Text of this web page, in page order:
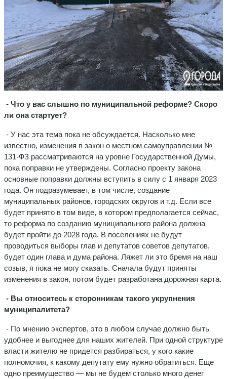
- Что у вас слышно по муниципальной реформе? Скоро
ли она стартует?
- У нас эта тема пока не обсуждается. Насколько мне
известно, изменения в закон о местном самоуправлении №
131-ФЗ рассматриваются на уровне Государственной Думы,
пока поправки не утверждены. Согласно проекту закона
основные поправки должны вступить в силу с 1 января 2023
года. Он подразумевает, в том числе, создание
муниципальных районов, городских округов и т.д. Если все
будет принято в том виде, в котором предполагается сейчас,
то реформа по созданию муниципального района должна
будет пройти до 2028 года. В поселениях не будут
проводиться выборы глав и депутатов советов депутатов,
будет один глава и дума района. Ляжет ли это бремя на наш
созыв, я пока не могу сказать. Сначала будут приняты
изменения в закон, потом будет разработана дорожная карта.
- Вы относитесь к сторонникам такого укрупнения
муниципалитета?
- По мнению экспертов, это в любом случае должно быть
удобнее и выгоднее для наших жителей. При одной структуре
власти жителю не придется разбираться, у кого какие
полномочия, к какому депутату ему нужно обратиться. Еще
одно преимущество — мы не будем столько много денег